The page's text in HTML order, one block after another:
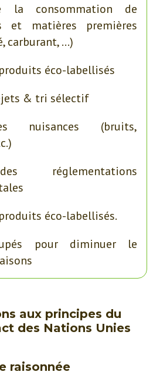
la consommation de
et matières premières
carburant, ...)
éco-labellisés
& tri sélectif
nuisances (bruits,
réglementations
éco-labellisés.
pour diminuer le
aux principes du
des Nations Unies
raisonnée